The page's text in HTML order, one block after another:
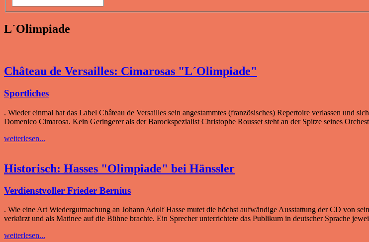
L´Olimpiade
Château de Versailles: Cimarosas "L´Olimpiade"
Sportliches
. Wieder einmal hat das Label Château de Versailles sein angestammtes (französisches) Repertoire verlassen und
Domenico Cimarosa. Kein Geringerer als der Barockspezialist Christophe Rousset steht an der Spitze seines
weiterlesen...
Historisch: Hasses "Olimpiade" bei Hänssler
Verdienstvoller Frieder Bernius
. Wie eine Art Wiedergutmachung an Johann Adolf Hasse mutet die höchst aufwändige Ausstattung der CD von
verkürzt und als Matinee auf die Bühne brachte. Ein Sprecher unterrichtete das Publikum in deutscher Sprache
weiterlesen...